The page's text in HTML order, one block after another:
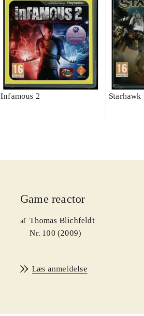
Infamous 2 Starhawk
Game reactor
af Thomas Blichfeldt
Nr. 100 (2009)
Læs anmeldelse